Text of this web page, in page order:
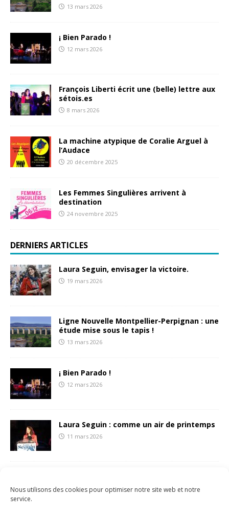
Nous utilisons des cookies pour optimiser notre site web et notre
service.
13 mars 2026
¡ Bien Parado !
12 mars 2026
François Liberti écrit une (belle) lettre aux
sétois.es
8 mars 2026
La machine atypique de Coralie Arguel à
l’Audace
20 décembre 2025
Les Femmes Singulières arrivent à
destination
24 novembre 2025
DERNIERS ARTICLES
Laura Seguin, envisager la victoire.
19 mars 2026
Ligne Nouvelle Montpellier-Perpignan : une
étude mise sous le tapis !
13 mars 2026
¡ Bien Parado !
12 mars 2026
Laura Seguin : comme un air de printemps
11 mars 2026
sétois.es